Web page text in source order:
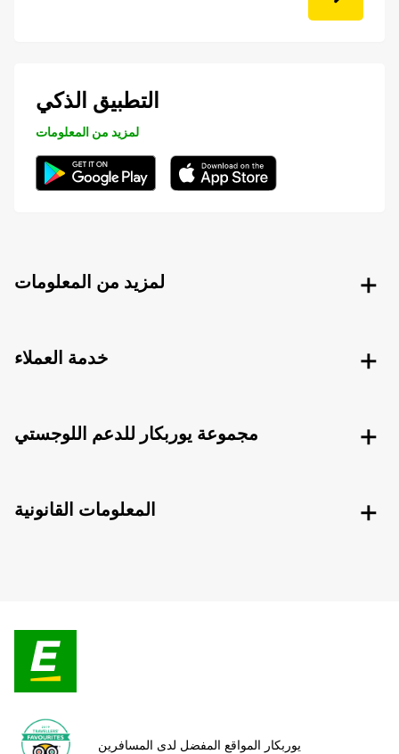
التطبيق الذكي
لمزيد من المعلومات
لمزيد من المعلومات
خدمة العملاء
مجموعة يوربكار للدعم اللوجستي
المعلومات القانونية
يوربكار المواقع المفضل لدى المسافرين